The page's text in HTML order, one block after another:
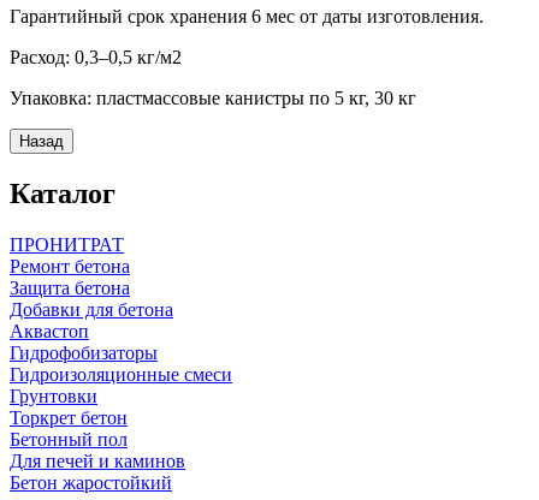
Гарантийный срок хранения 6 мес от даты изготовления.
Расход: 0,3–0,5 кг/м2
Упаковка: пластмассовые канистры по 5 кг, 30 кг
Каталог
ПРОНИТРАТ
Ремонт бетона
Защита бетона
Добавки для бетона
Аквастоп
Гидрофобизаторы
Гидроизоляционные смеси
Грунтовки
Торкрет бетон
Бетонный пол
Для печей и каминов
Бетон жаростойкий